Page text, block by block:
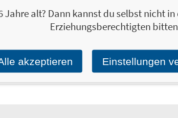
Jahre alt? Dann kannst du selbst nicht
Erziehungsberechtigten
akzeptieren Einstellungen